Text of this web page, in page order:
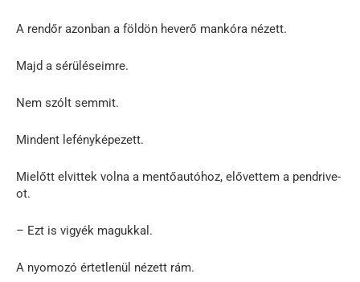
A rendőr azonban a földön heverő mankóra nézett.
Majd a sérüléseimre.
Nem szólt semmit.
Mindent lefényképezett.
Mielőtt elvittek volna a mentőautóhoz, elővettem a pendrive-
ot.
– Ezt is vigyék magukkal.
A nyomozó értetlenül nézett rám.